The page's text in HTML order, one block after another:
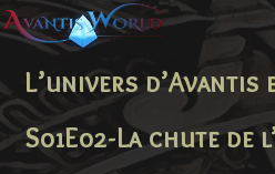
Skip
to
contentL’univers d’Avantis
S01E02-La chute de